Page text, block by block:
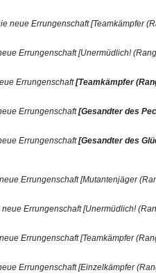
neue Errungenschaft [Teamkämpfer
Errungenschaft [Unermüdlich!
Errungenschaft[Teamkämpfer
Errungenschaft[Gesandter des
Errungenschaft[Gesandter des
Errungenschaft [Mutantenjäger
Errungenschaft [Unermüdlich!
Errungenschaft [Teamkämpfer
Errungenschaft [Einzelkämpfer